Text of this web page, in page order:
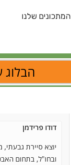
המתכונים שלנו
הבלוג
דודו פרידמן
יוצא סיירת
ובחו"ל, בתחום